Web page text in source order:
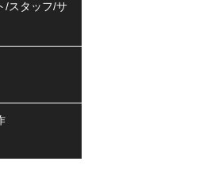
/スタッフ/サ